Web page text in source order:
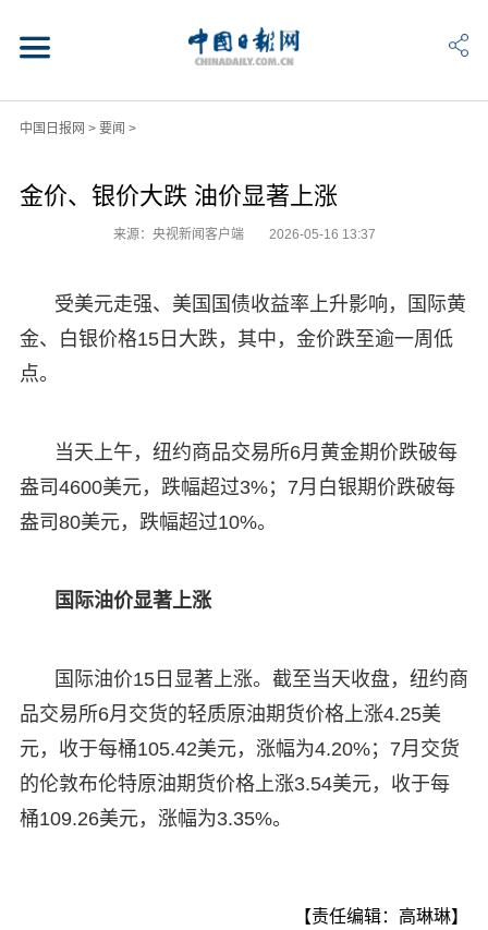
中国日报网 > 要闻 >
金价、银价大跌 油价显著上涨
来源：央视新闻客户端 2026-05-16 13:37
受美元走强、美国国债收益率上升影响，国际黄
金、白银价格15日大跌，其中，金价跌至逾一周低
点。
当天上午，纽约商品交易所6月黄金期价跌破每
盎司4600美元，跌幅超过3%；7月白银期价跌破每
盎司80美元，跌幅超过10%。
国际油价显著上涨
国际油价15日显著上涨。截至当天收盘，纽约商
品交易所6月交货的轻质原油期货价格上涨4.25美
元，收于每桶105.42美元，涨幅为4.20%；7月交货
的伦敦布伦特原油期货价格上涨3.54美元，收于每
桶109.26美元，涨幅为3.35%。
【责任编辑：高琳琳】